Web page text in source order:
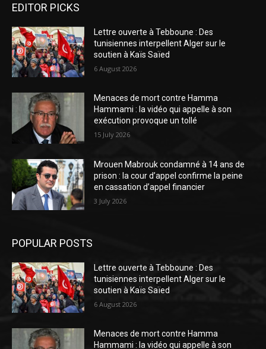
EDITOR PICKS
Lettre ouverte à Tebboune : Des
tunisiennes interpellent Alger sur le
soutien à Kaïs Saïed
6 August 2026
Menaces de mort contre Hamma
Hammami : la vidéo qui appelle à son
exécution provoque un tollé
15 July 2026
Mrouen Mabrouk condamné à 14 ans de
prison : la cour d’appel confirme la peine
en cassation d’appel financier
3 July 2026
POPULAR POSTS
Lettre ouverte à Tebboune : Des
tunisiennes interpellent Alger sur le
soutien à Kaïs Saïed
6 August 2026
Menaces de mort contre Hamma
Hammami : la vidéo qui appelle à son